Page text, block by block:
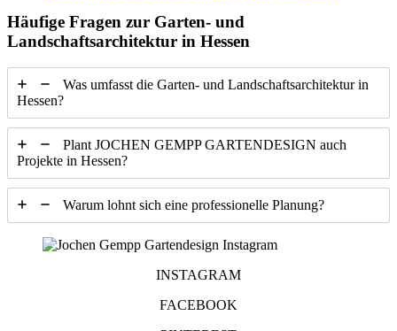
Häufige Fragen zur Garten- und
Landschaftsarchitektur in Hessen
Was umfasst die Garten- und Landschaftsarchitektur in
Hessen?
Plant JOCHEN GEMPP GARTENDESIGN auch
Projekte in Hessen?
Warum lohnt sich eine professionelle Planung?
INSTAGRAM
FACEBOOK